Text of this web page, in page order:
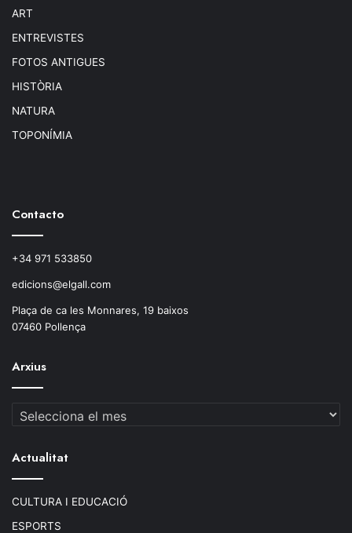
ART
ENTREVISTES
FOTOS ANTIGUES
HISTÒRIA
NATURA
TOPONÍMIA
Contacto
+34 971 533850
edicions@elgall.com
Plaça de ca les Monnares, 19 baixos
07460 Pollença
Arxius
Arxius
Actualitat
CULTURA I EDUCACIÓ
ESPORTS